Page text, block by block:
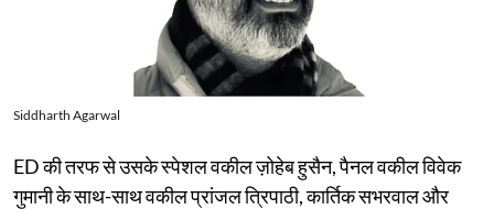
Siddharth Agarwal
ED की तरफ से उसके स्पेशल वकील ज़ोहेब हुसैन, पैनल वकील विवेक
गुमानी के साथ-साथ वकील प्रांजल त्रिपाठी, कार्तिक सभरवाल और